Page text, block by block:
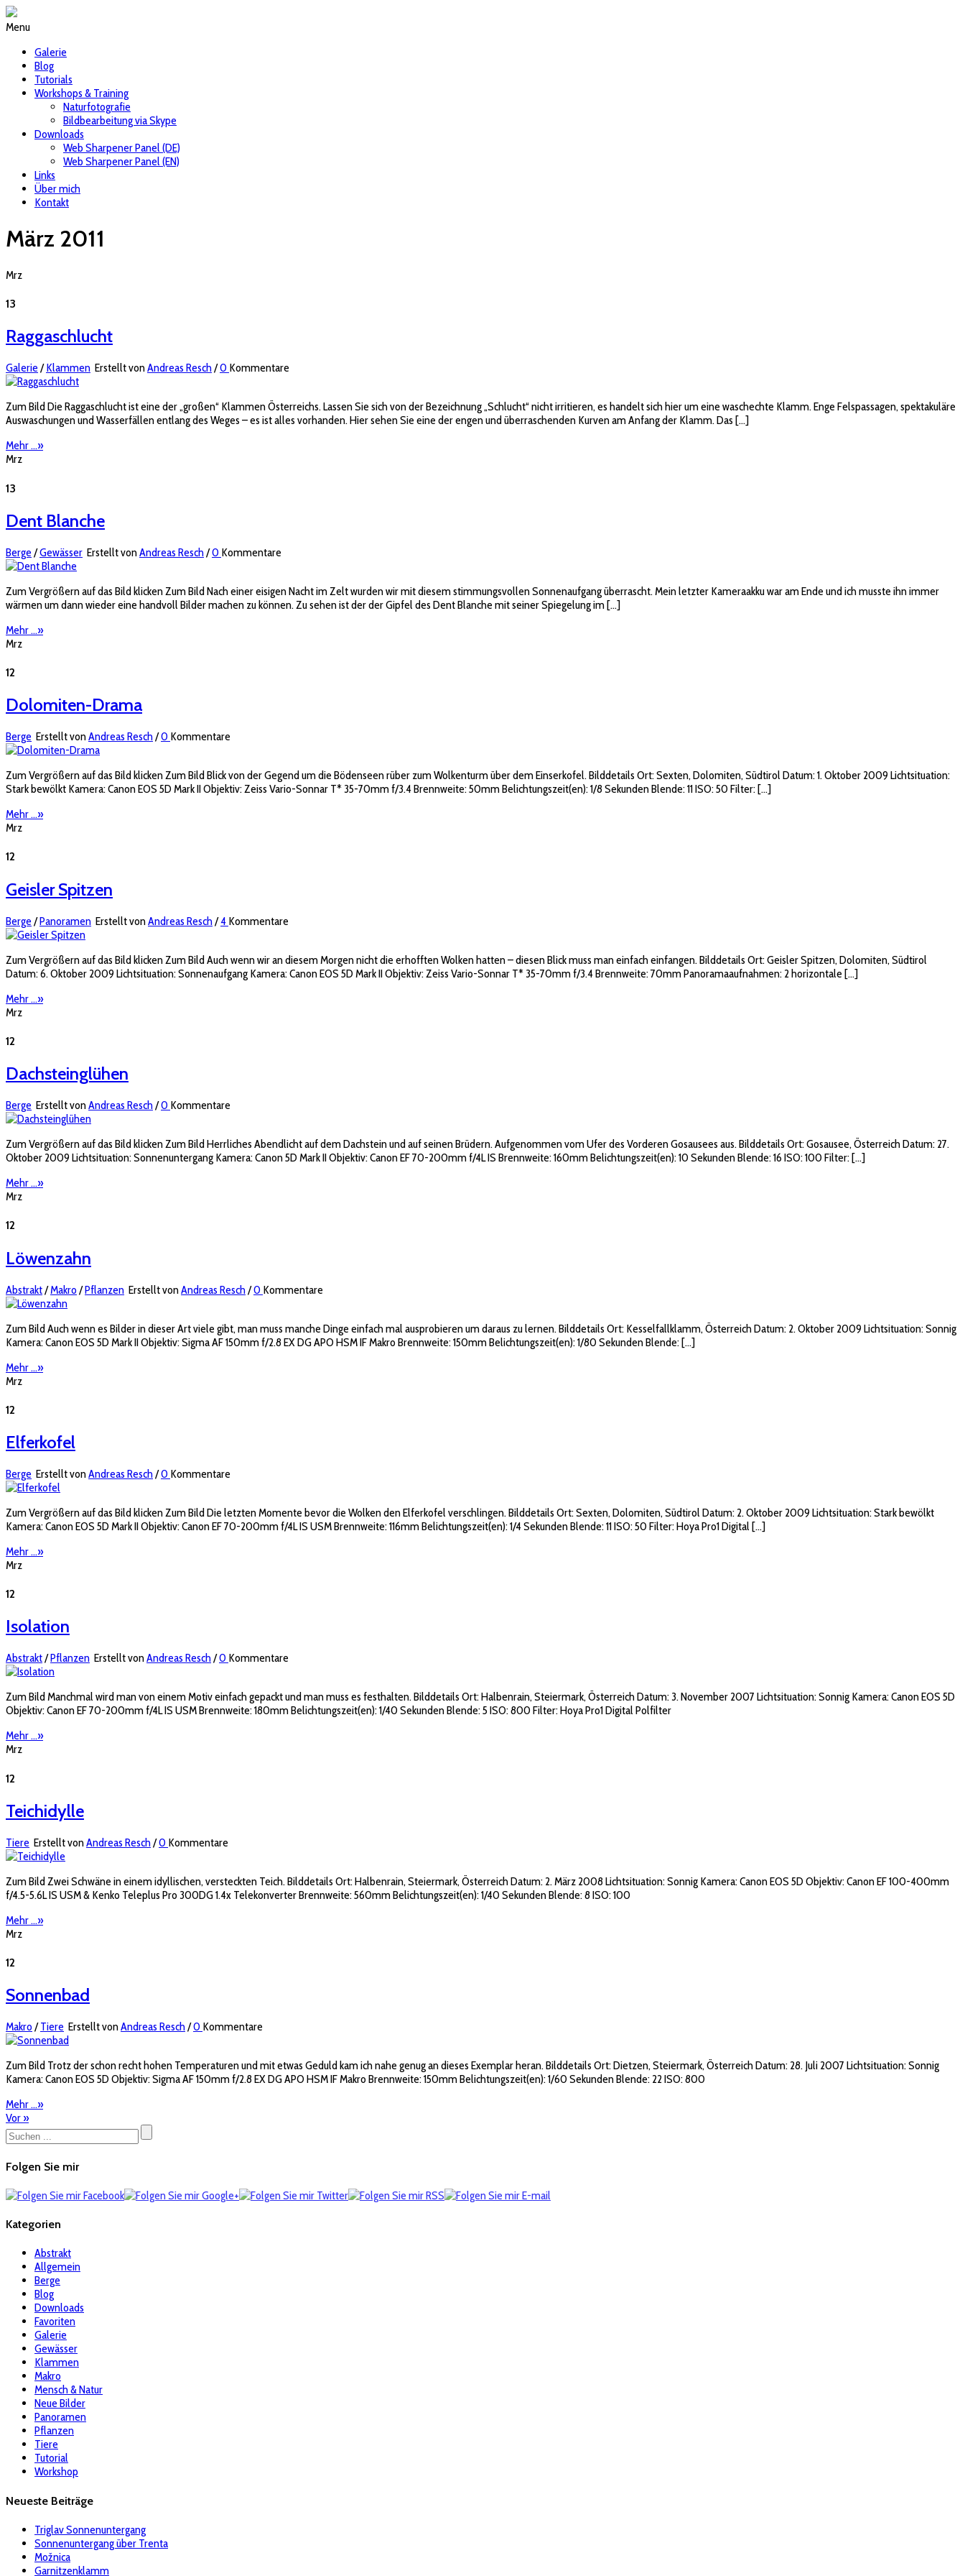
Menu
Galerie
Blog
Tutorials
Workshops & Training
Naturfotografie
Bildbearbeitung via Skype
Downloads
Web Sharpener Panel (DE)
Web Sharpener Panel (EN)
Links
Über mich
Kontakt
März 2011
Mrz
13
Raggaschlucht
Galerie /Klammen Erstellt vonAndreas Resch/0 Kommentare
Zum Bild Die Raggaschlucht ist eine der „großen“ Klammen Österreichs. Lassen Sie sich von der Bezeichnung „Schlucht“ nicht irritieren, es handelt sich hier um eine waschechte Klamm. Enge Felspassagen, spektakuläre
Auswaschungen und Wasserfällen entlang des Weges – es ist alles vorhanden. Hier sehen Sie eine der engen und überraschenden Kurven am Anfang der Klamm. Das […]
Mehr ...»
Mrz
13
Dent Blanche
Berge /Gewässer Erstellt vonAndreas Resch/0 Kommentare
Zum Vergrößern auf das Bild klicken Zum Bild Nach einer eisigen Nacht im Zelt wurden wir mit diesem stimmungsvollen Sonnenaufgang überrascht. Mein letzter Kameraakku war am Ende und ich musste ihn immer
wärmen um dann wieder eine handvoll Bilder machen zu können. Zu sehen ist der der Gipfel des Dent Blanche mit seiner Spiegelung im […]
Mehr ...»
Mrz
12
Dolomiten-Drama
Berge Erstellt vonAndreas Resch/0 Kommentare
Zum Vergrößern auf das Bild klicken Zum Bild Blick von der Gegend um die Bödenseen rüber zum Wolkenturm über dem Einserkofel. Bilddetails Ort: Sexten, Dolomiten, Südtirol Datum: 1. Oktober 2009 Lichtsituation:
Stark bewölkt Kamera: Canon EOS 5D Mark II Objektiv: Zeiss Vario-Sonnar T* 35-70mm f/3.4 Brennweite: 50mm Belichtungszeit(en): 1/8 Sekunden Blende: 11 ISO: 50 Filter: […]
Mehr ...»
Mrz
12
Geisler Spitzen
Berge /Panoramen Erstellt vonAndreas Resch/4 Kommentare
Zum Vergrößern auf das Bild klicken Zum Bild Auch wenn wir an diesem Morgen nicht die erhofften Wolken hatten – diesen Blick muss man einfach einfangen. Bilddetails Ort: Geisler Spitzen, Dolomiten, Südtirol
Datum: 6. Oktober 2009 Lichtsituation: Sonnenaufgang Kamera: Canon EOS 5D Mark II Objektiv: Zeiss Vario-Sonnar T* 35-70mm f/3.4 Brennweite: 70mm Panoramaaufnahmen: 2 horizontale […]
Mehr ...»
Mrz
12
Dachsteinglühen
Berge Erstellt vonAndreas Resch/0 Kommentare
Zum Vergrößern auf das Bild klicken Zum Bild Herrliches Abendlicht auf dem Dachstein und auf seinen Brüdern. Aufgenommen vom Ufer des Vorderen Gosausees aus. Bilddetails Ort: Gosausee, Österreich Datum: 27.
Oktober 2009 Lichtsituation: Sonnenuntergang Kamera: Canon 5D Mark II Objektiv: Canon EF 70-200mm f/4L IS Brennweite: 160mm Belichtungszeit(en): 10 Sekunden Blende: 16 ISO: 100 Filter: […]
Mehr ...»
Mrz
12
Löwenzahn
Abstrakt/Makro /Pflanzen Erstellt vonAndreas Resch/0 Kommentare
Zum Bild Auch wenn es Bilder in dieser Art viele gibt, man muss manche Dinge einfach mal ausprobieren um daraus zu lernen. Bilddetails Ort: Kesselfallklamm, Österreich Datum: 2. Oktober 2009 Lichtsituation: Sonnig
Kamera: Canon EOS 5D Mark II Objektiv: Sigma AF 150mm f/2.8 EX DG APO HSM IF Makro Brennweite: 150mm Belichtungszeit(en): 1/80 Sekunden Blende: […]
Mehr ...»
Mrz
12
Elferkofel
Berge Erstellt vonAndreas Resch/0 Kommentare
Zum Vergrößern auf das Bild klicken Zum Bild Die letzten Momente bevor die Wolken den Elferkofel verschlingen. Bilddetails Ort: Sexten, Dolomiten, Südtirol Datum: 2. Oktober 2009 Lichtsituation: Stark bewölkt
Kamera: Canon EOS 5D Mark II Objektiv: Canon EF 70-200mm f/4L IS USM Brennweite: 116mm Belichtungszeit(en): 1/4 Sekunden Blende: 11 ISO: 50 Filter: Hoya Pro1 Digital […]
Mehr ...»
Mrz
12
Isolation
Abstrakt/Pflanzen Erstellt vonAndreas Resch/0 Kommentare
Zum Bild Manchmal wird man von einem Motiv einfach gepackt und man muss es festhalten. Bilddetails Ort: Halbenrain, Steiermark, Österreich Datum: 3. November 2007 Lichtsituation: Sonnig Kamera: Canon EOS 5D
Objektiv: Canon EF 70-200mm f/4L IS USM Brennweite: 180mm Belichtungszeit(en): 1/40 Sekunden Blende: 5 ISO: 800 Filter: Hoya Pro1 Digital Polfilter
Mehr ...»
Mrz
12
Teichidylle
Tiere Erstellt vonAndreas Resch/0 Kommentare
Zum Bild Zwei Schwäne in einem idyllischen, versteckten Teich. Bilddetails Ort: Halbenrain, Steiermark, Österreich Datum: 2. März 2008 Lichtsituation: Sonnig Kamera: Canon EOS 5D Objektiv: Canon EF 100-400mm
f/4.5-5.6L IS USM & Kenko Teleplus Pro 300DG 1.4x Telekonverter Brennweite: 560mm Belichtungszeit(en): 1/40 Sekunden Blende: 8 ISO: 100
Mehr ...»
Mrz
12
Sonnenbad
Makro /Tiere Erstellt vonAndreas Resch/0 Kommentare
Zum Bild Trotz der schon recht hohen Temperaturen und mit etwas Geduld kam ich nahe genug an dieses Exemplar heran. Bilddetails Ort: Dietzen, Steiermark, Österreich Datum: 28. Juli 2007 Lichtsituation: Sonnig
Kamera: Canon EOS 5D Objektiv: Sigma AF 150mm f/2.8 EX DG APO HSM IF Makro Brennweite: 150mm Belichtungszeit(en): 1/60 Sekunden Blende: 22 ISO: 800
Mehr ...»
Vor »
Folgen Sie mir
Kategorien
Abstrakt
Allgemein
Berge
Blog
Downloads
Favoriten
Galerie
Gewässer
Klammen
Makro
Mensch & Natur
Neue Bilder
Panoramen
Pflanzen
Tiere
Tutorial
Workshop
Neueste Beiträge
Triglav Sonnenuntergang
Sonnenuntergang über Trenta
Možnica
Garnitzenklamm